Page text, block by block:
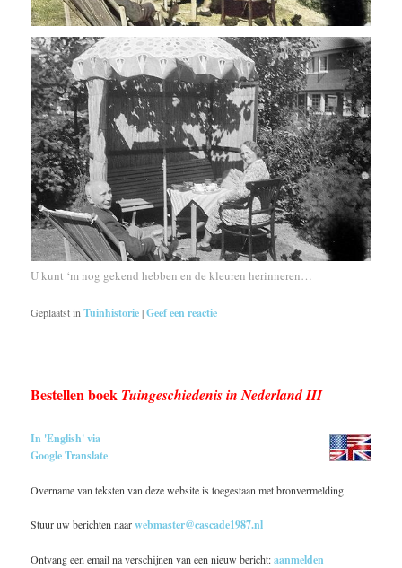
U kunt ‘m nog gekend hebben en de kleuren herinneren…
Geplaatst inTuinhistorie|Geef een reactie
Bestellen boek Tuingeschiedenis in Nederland III
In 'English' via
Google Translate
Overname van teksten van deze website is toegestaan met bronvermelding.
Stuur uw berichten naarwebmaster@cascade1987.nl
Ontvang een email na verschijnen van een nieuw bericht:aanmelden